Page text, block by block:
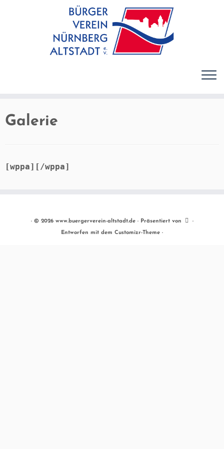
Galerie
[wppa] [/wppa]
· © 2026 www.buergerverein-altstadt.de· Präsentiert von ·
Entworfen mit dem Customizr-Theme ·